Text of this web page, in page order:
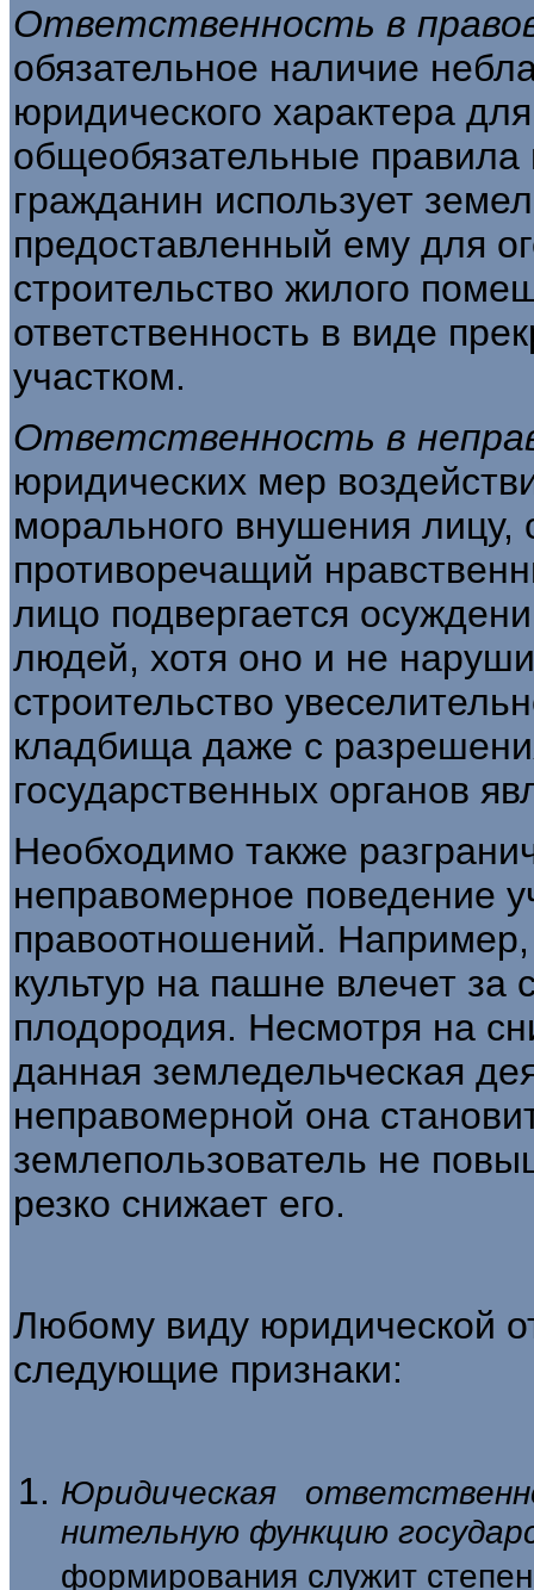
Ответственность в
обязательное наличие
юридического характера
общеобязательные
гражданин использует
предоставленный ему для
строительство жилого
ответственность в виде
участком.
Ответственность в
юридических мер
морального внушения
противоречащий
лицо подвергается
людей, хотя оно и не
строительство
кладбища даже с
государственных органов
Необходимо также
неправомерное поведение
правоотношений.
культур на пашне влечет за
плодородия. Несмотря на
данная земле­дельческая
неправомерной она
землепользователь не
резко снижает его.
Любому виду юридической
следующие признаки:
Юридическая
нительную функцию
форми­рования служит